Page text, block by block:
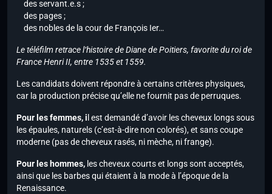
des servant.e.s ;
des pages ;
des nobles de la cour de François Ier…
Le téléfilm retrace l‘histoire de Diane de Poitiers, favorite du roi de
France Henri II, entre 1535 et 1559.
Les candidats doivent répondre à certains critères physiques,
car la production précise qu’elle ne fournit pas de perruques.
Pour les femmes, i l est demandé d’avoir les cheveux longs sous
les épaules, naturels (c’est-à-dire non colorés), et sans coupe
moderne (pas de cheveux rasés, ni mèche, ni frange).
Pour les hommes, les cheveux courts et longs sont acceptés,
ainsi que les barbes qui étaient à la mode à l’époque de la
Renaissance.